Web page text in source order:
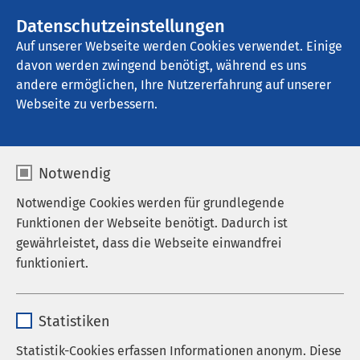
Datenschutzeinstellungen
Auf unserer Webseite werden Cookies verwendet. Einige
davon werden zwingend benötigt, während es uns
andere ermöglichen, Ihre Nutzererfahrung auf unserer
Webseite zu verbessern.
Notwendig
Notwendige Cookies werden für grundlegende
Funktionen der Webseite benötigt. Dadurch ist
gewährleistet, dass die Webseite einwandfrei
funktioniert.
Anbieter sgalinski
Statistiken
Statistik-Cookies erfassen Informationen anonym. Diese
AMEOS Klinikum Warendorf „Joseph
Zumloh“
Ergebnisse Ihrer Suche
Nutzen Sie dieses Feld, um Ihre Suche zu